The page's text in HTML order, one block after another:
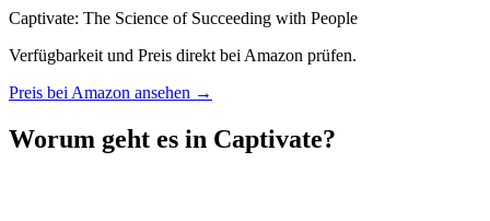
Captivate: The Science of Succeeding with People
Verfügbarkeit und Preis direkt bei Amazon prüfen.
Preis bei Amazon ansehen →
Worum geht es in Captivate?